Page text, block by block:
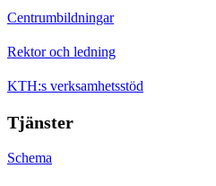
Centrumbildningar
Rektor och ledning
KTH:s verksamhetsstöd
Tjänster
Schema